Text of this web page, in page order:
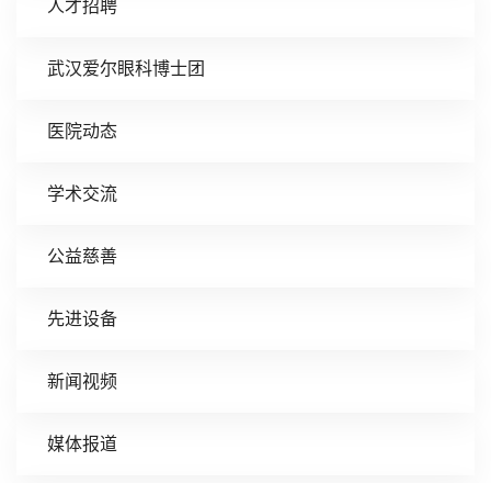
人才招聘
武汉爱尔眼科博士团
医院动态
学术交流
公益慈善
先进设备
新闻视频
媒体报道